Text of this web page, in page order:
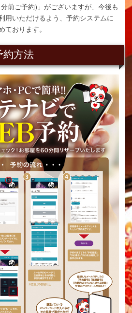
前ご予約)」がございますが、今後も
用いただけるよう、予約システムに
ております。
約方法